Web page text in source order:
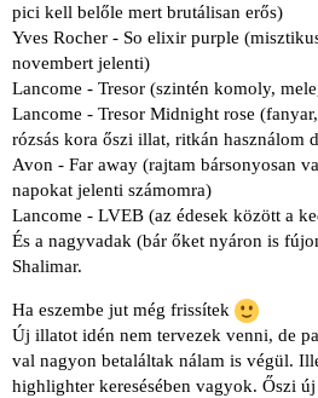
pici kell belőle mert brutálisan erős)
Yves Rocher - So elixir purple
novembert jelenti)
Lancome - Tresor (szintén komoly,
Lancome - Tresor Midnight rose
rózsás kora őszi illat, ritkán használom
Avon - Far away (rajtam bársonyosan
napokat jelenti számomra)
Lancome - LVEB (az édesek között a
És a nagyvadak (bár őket nyáron is
Shalimar.
Ha eszembe jut még frissítek
Új illatot idén nem tervezek venni, de
val nagyon betaláltak nálam is végül.
highlighter keresésében vagyok. Őszi